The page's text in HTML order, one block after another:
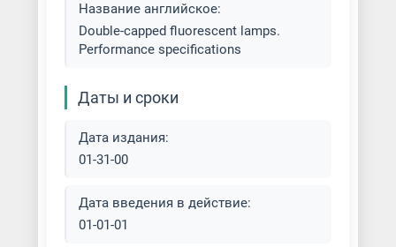
Название английское:
Double-capped fluorescent lamps.
Performance specifications
Даты и сроки
Дата издания:
01-31-00
Дата введения в действие:
01-01-01